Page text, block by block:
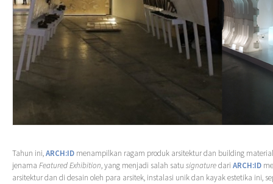
Tahun ini,ARCH:ID menampilkan ragam produk arsitektur dan building
jenama Featured Exhibition, yang menjadi salah satu signaturedari ARCH:ID
arsitektur dan di desain oleh para arsitek, instalasi unik dan kayak estetika ini,